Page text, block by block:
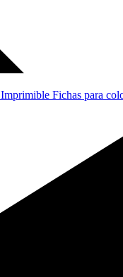
Imprimible Fichas para